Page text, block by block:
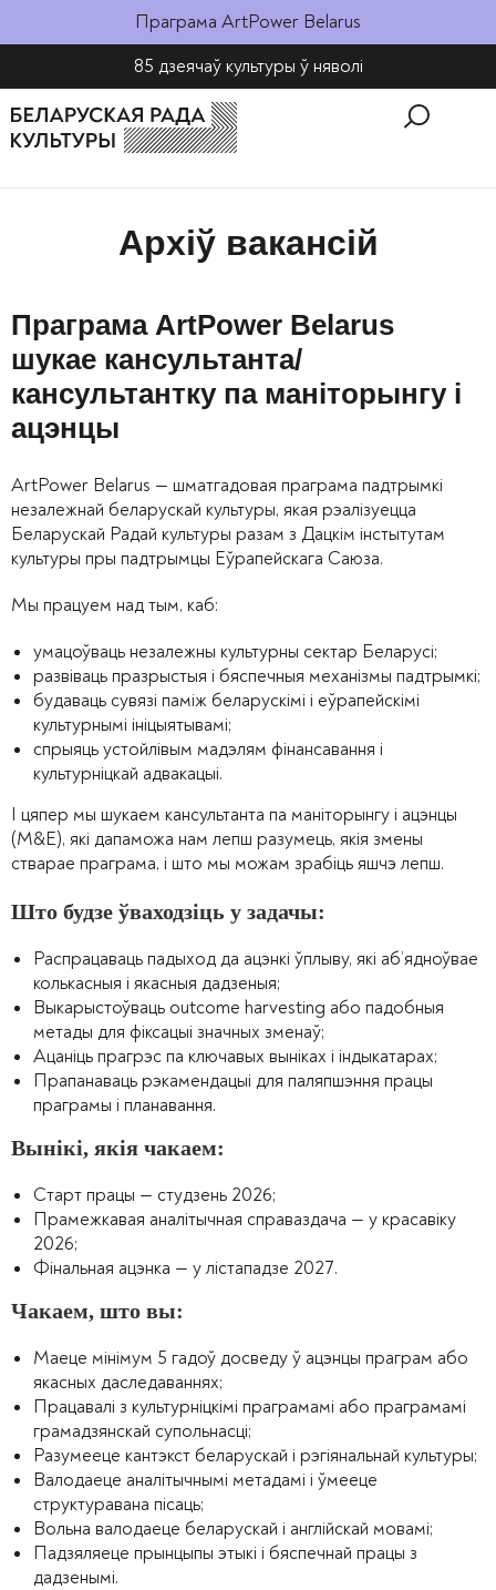
Праграма ArtPower Belarus
85 дзеячаў культуры ў няволі​
Архіў вакансій
Праграма ArtPower Belarus
шукае кансультанта/
кансультантку па маніторынгу і
ацэнцы
ArtPower Belarus — шматгадовая праграма падтрымкі
незалежнай беларускай культуры, якая рэалізуецца
Беларускай Радай культуры разам з Дацкім інстытутам
культуры пры падтрымцы Еўрапейскага Саюза.
Мы працуем над тым, каб:
умацоўваць незалежны культурны сектар Беларусі;
развіваць празрыстыя і бяспечныя механізмы падтрымкі;
будаваць сувязі паміж беларускімі і еўрапейскімі
культурнымі ініцыятывамі;
спрыяць устойлівым мадэлям фінансавання і
культурніцкай адвакацыі.
І цяпер мы шукаем кансультанта па маніторынгу і ацэнцы
(M&E), які дапаможа нам лепш разумець, якія змены
стварае праграма, і што мы можам зрабіць яшчэ лепш.
Што будзе ўваходзіць у задачы:
Распрацаваць падыход да ацэнкі ўплыву, які аб’ядноўвае
колькасныя і якасныя дадзеныя;
Выкарыстоўваць outcome harvesting або падобныя
метады для фіксацыі значных зменаў;
Ацаніць прагрэс па ключавых выніках і індыкатарах;
Прапанаваць рэкамендацыі для паляпшэння працы
праграмы і планавання.
Вынікі, якія чакаем:
Старт працы — студзень 2026;
Прамежкавая аналітычная справаздача — у красавіку
2026;
Фінальная ацэнка — у лістападзе 2027.
Чакаем, што вы:
Маеце мінімум 5 гадоў досведу ў ацэнцы праграм або
якасных даследаваннях;
Працавалі з культурніцкімі праграмамі або праграмамі
грамадзянскай супольнасці;
Разумееце кантэкст беларускай і рэгіянальнай культуры;
Валодаеце аналітычнымі метадамі і ўмееце
структуравана пісаць;
Вольна валодаеце беларускай і англійскай мовамі;
Падзяляеце прынцыпы этыкі і бяспечнай працы з
дадзенымі.